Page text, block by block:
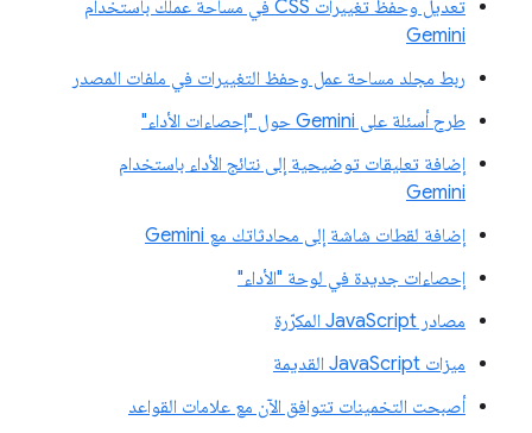
تعديل وحفظ تغييرات CSS في مساحة عملك باستخدام
Gemini
ربط مجلد مساحة عمل وحفظ التغييرات في ملفات المصدر
طرح أسئلة على Gemini حول "إحصاءات الأداء"
إضافة تعليقات توضيحية إلى نتائج الأداء باستخدام
Gemini
إضافة لقطات شاشة إلى محادثاتك مع Gemini
إحصاءات جديدة في لوحة "الأداء"
مصادر JavaScript المكرّرة
ميزات JavaScript القديمة
أصبحت التخمينات تتوافق الآن مع علامات القواعد